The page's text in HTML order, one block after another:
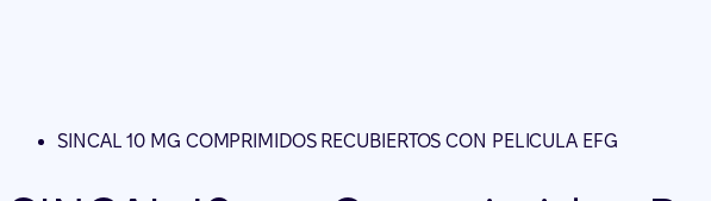
SINCAL 10 MG COMPRIMIDOS RECUBIERTOS CON PELICULA EFG